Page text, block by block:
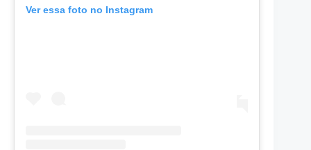
Ver essa foto no Instagram